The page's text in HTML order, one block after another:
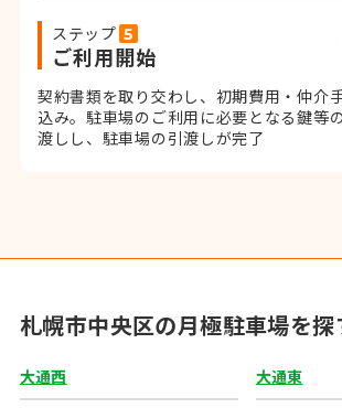
ステップ
ご利用開始
契約書類を取り交わし、初期費用・仲介
込み。駐車場のご利用に必要となる鍵等
渡しし、駐車場の引渡しが完了
札幌市中央区の月極駐車場を探
大通西 大通東